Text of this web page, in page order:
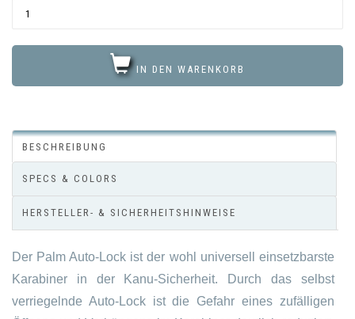
IN DEN WARENKORB
BESCHREIBUNG
SPECS & COLORS
HERSTELLER- & SICHERHEITSHINWEISE
Der Palm Auto-Lock ist der wohl universell einsetzbarste
Karabiner in der Kanu-Sicherheit. Durch das selbst
verriegelnde Auto-Lock ist die Gefahr eines zufälligen